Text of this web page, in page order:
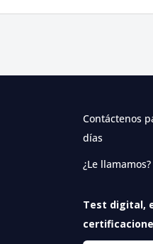
Contáctenos
días
¿Le llamamos?
Test digital,